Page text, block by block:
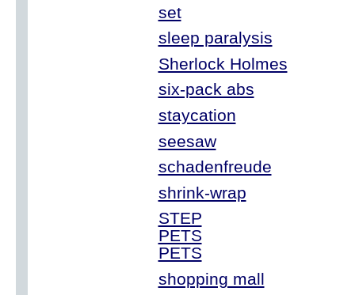
set
sleep paralysis
Sherlock Holmes
six-pack abs
staycation
seesaw
schadenfreude
shrink-wrap
STEP
PETS
PETS
shopping mall